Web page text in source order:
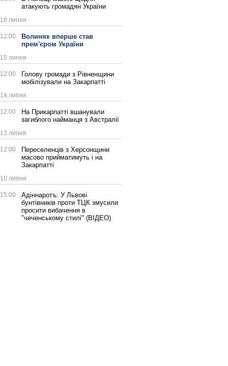
атакують громадян України
16 липня
12:00
Волиняк вперше став
прем'єром України
15 липня
12:00
Голову громади з Рівненщини
мобілізували на Закарпатті
14 липня
12:00
На Прикарпатті вшанували
загиблого найманця з Австралії
13 липня
12:00
Переселенців з Херсонщини
масово прийматимуть і на
Закарпатті
10 липня
15:00
Адіннаротъ: У Львові
бунтівників проти ТЦК змусили
просити вибачення в
"чеченському стилі" (ВІДЕО)